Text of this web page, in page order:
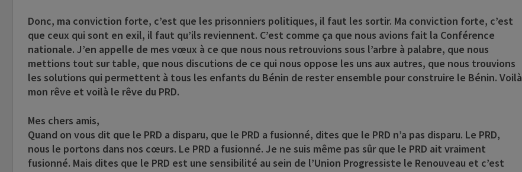
Donc, ma conviction forte, c’est que les prisonniers politiques, il faut les sortir. Ma conviction forte, c’est
que ceux qui sont en exil, il faut qu’ils reviennent. C’est comme ça que nous avions fait la Conférence
nationale. J’en appelle de mes vœux à ce que nous nous retrouvions sous l’arbre à palabre, que nous
mettions tout sur table, que nous discutions de ce qui nous oppose les uns aux autres, que nous trouvions
les solutions qui permettent à tous les enfants du Bénin de rester ensemble pour construire le Bénin. Voilà
mon rêve et voilà le rêve du PRD.
Mes chers amis,
Quand on vous dit que le PRD a disparu, que le PRD a fusionné, dites que le PRD n’a pas disparu. Le PRD,
nous le portons dans nos cœurs. Le PRD a fusionné. Je ne suis même pas sûr que le PRD ait vraiment
fusionné. Mais dites que le PRD est une sensibilité au sein de l’Union Progressiste le Renouveau et c’est